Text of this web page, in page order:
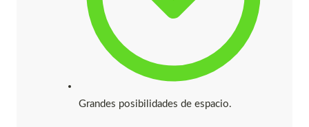
Grandes posibilidades de espacio.